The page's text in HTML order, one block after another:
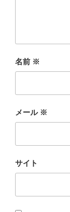
名前 ※
メール ※
サイト